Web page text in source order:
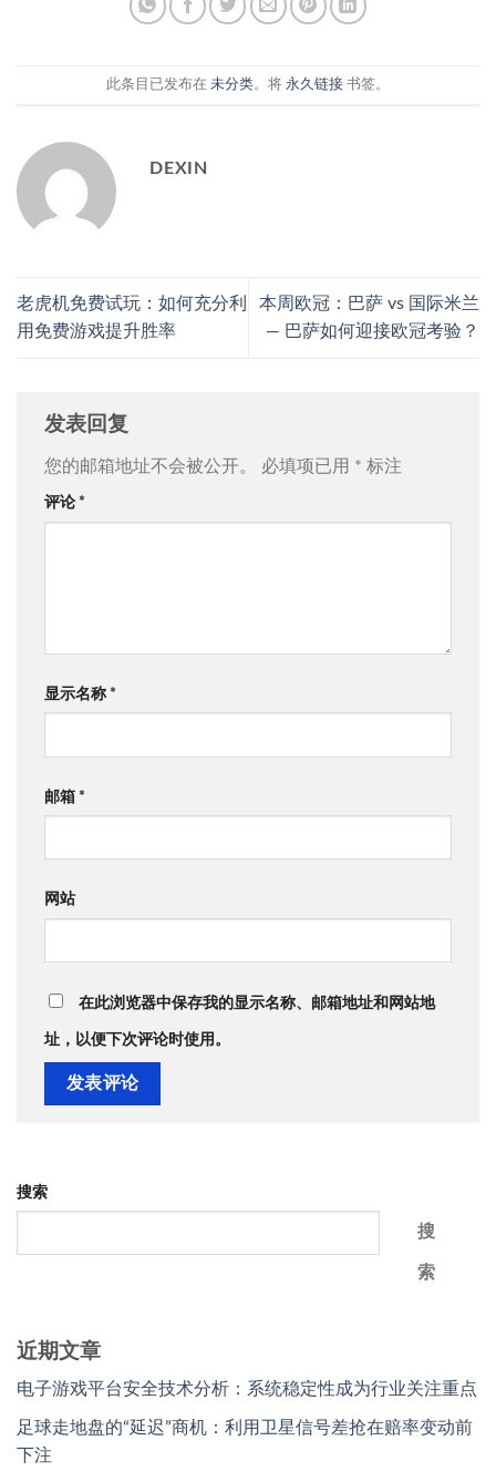
此条目已发布在 未分类。将 永久链接 书签。
DEXIN
老虎机免费试玩：如何充分利
用免费游戏提升胜率
本周欧冠：巴萨 vs 国际米兰
— 巴萨如何迎接欧冠考验？
发表回复
您的邮箱地址不会被公开。 必填项已用 * 标注
评论 *
显示名称 *
邮箱 *
网站
在此浏览器中保存我的显示名称、邮箱地址和网站地
址，以便下次评论时使用。
搜索
搜
索
近期文章
电子游戏平台安全技术分析：系统稳定性成为行业关注重点
足球走地盘的“延迟”商机：利用卫星信号差抢在赔率变动前
下注